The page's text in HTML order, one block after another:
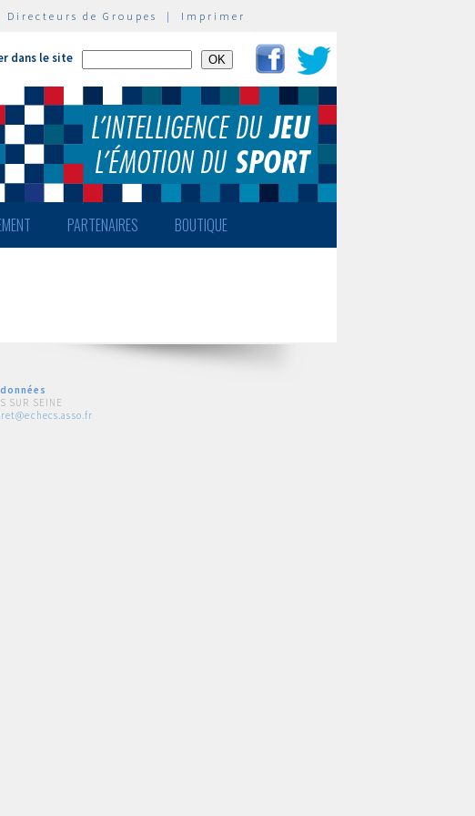
Directeurs de Groupes | Imprimer
dans le site
PARTENAIRES BOUTIQUE
SUR SEINE